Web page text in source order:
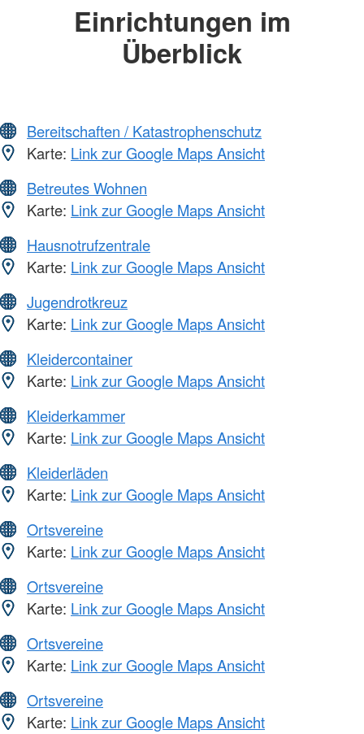
Einrichtungen im
Überblick
Bereitschaften / Katastrophenschutz
Karte: Link zur Google Maps Ansicht
Betreutes Wohnen
Karte: Link zur Google Maps Ansicht
Hausnotrufzentrale
Karte: Link zur Google Maps Ansicht
Jugendrotkreuz
Karte: Link zur Google Maps Ansicht
Kleidercontainer
Karte: Link zur Google Maps Ansicht
Kleiderkammer
Karte: Link zur Google Maps Ansicht
Kleiderläden
Karte: Link zur Google Maps Ansicht
Ortsvereine
Karte: Link zur Google Maps Ansicht
Ortsvereine
Karte: Link zur Google Maps Ansicht
Ortsvereine
Karte: Link zur Google Maps Ansicht
Ortsvereine
Karte: Link zur Google Maps Ansicht